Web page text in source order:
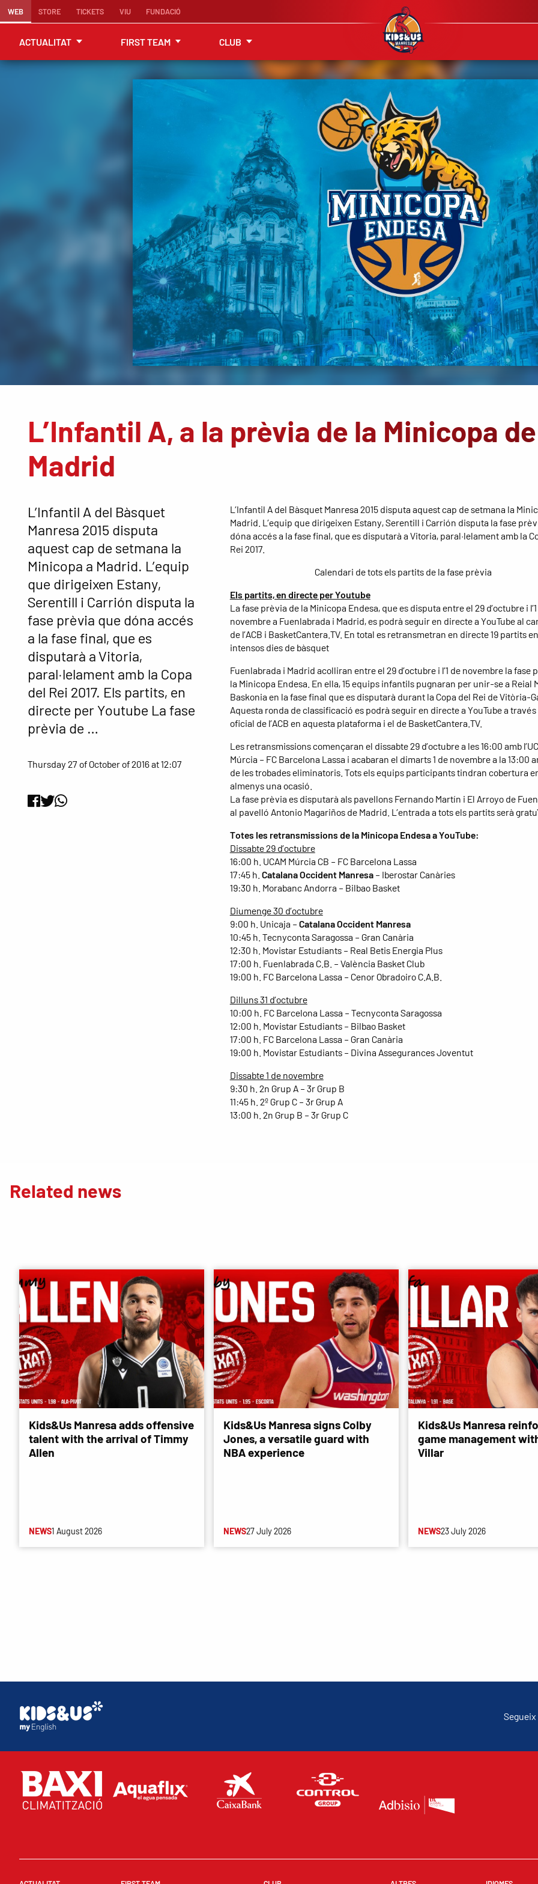
WEB STORE TICKETS VIU FUNDACIÓ
ACTUALITAT FIRST TEAM CLUB
L’Infantil A, a la prèvia de la Minicopa de
Madrid
L’Infantil A del Bàsquet
Manresa 2015 disputa
aquest cap de setmana la
Minicopa a Madrid. L’equip
que dirigeixen Estany,
Serentill i Carrión disputa la
fase prèvia que dóna accés
a la fase final, que es
disputarà a Vitoria,
paral·lelament amb la Copa
del Rei 2017. Els partits, en
directe per Youtube La fase
prèvia de …
Thursday 27 of October of 2016 at 12:07
L’Infantil A del Bàsquet Manresa 2015 disputa aquest cap de setmana la
Madrid. L’equip que dirigeixen Estany, Serentill i Carrión disputa la fase
dóna accés a la fase final, que es disputarà a Vitoria, paral·lelament amb la
Rei 2017.
Calendari de tots els partits de la fase prèvia
Els partits, en directe per Youtube
La fase prèvia de la Minicopa Endesa, que es disputa entre el 29 d’octubre i
novembre a Fuenlabrada i Madrid, es podrà seguir en directe a YouTube al
de l’ACB i BasketCantera.TV. En total es retransmetran en directe 19 partits
intensos dies de bàsquet
Fuenlabrada i Madrid acolliran entre el 29 d’octubre i l’1 de novembre la fase
la Minicopa Endesa. En ella, 15 equips infantils pugnaran per unir-se a Reial
Baskonia en la fase final que es disputarà durant la Copa del Rei de Vitòria-
Aquesta ronda de classificació es podrà seguir en directe a YouTube a
oficial de l’ACB en aquesta plataforma i el de BasketCantera.TV.
Les retransmissions començaran el dissabte 29 d’octubre a les 16:00 amb
Múrcia – FC Barcelona Lassa i acabaran el dimarts 1 de novembre a la 13:00
de les trobades eliminatoris. Tots els equips participants tindran cobertura
almenys una ocasió.
La fase prèvia es disputarà als pavellons Fernando Martín i El Arroyo de
al pavelló Antonio Magariños de Madrid. L’entrada a tots els partits serà
Totes les retransmissions de la Minicopa Endesa a YouTube:
Dissabte 29 d’octubre
16:00 h. UCAM Múrcia CB – FC Barcelona Lassa
17:45 h. Catalana Occident Manresa– Iberostar Canàries
19:30 h. Morabanc Andorra – Bilbao Basket
Diumenge 30 d’octubre
9:00 h. Unicaja – Catalana Occident Manresa
10:45 h. Tecnyconta Saragossa – Gran Canària
12:30 h. Movistar Estudiants – Real Betis Energia Plus
17:00 h. Fuenlabrada C.B. – València Basket Club
19:00 h. FC Barcelona Lassa – Cenor Obradoiro C.A.B.
Dilluns 31 d’octubre
10:00 h. FC Barcelona Lassa – Tecnyconta Saragossa
12:00 h. Movistar Estudiants – Bilbao Basket
17:00 h. FC Barcelona Lassa – Gran Canària
19:00 h. Movistar Estudiants – Divina Assegurances Joventut
Dissabte 1 de novembre
9:30 h. 2n Grup A – 3r Grup B
11:45 h. 2º Grup C – 3r Grup A
13:00 h. 2n Grup B – 3r Grup C
Related news
Kids&Us Manresa adds offensive
talent with the arrival of Timmy
Allen
NEWS1 August 2026
Kids&Us Manresa signs Colby
Jones, a versatile guard with
NBA experience
NEWS27 July 2026
Kids&Us Manresa
game management
Villar
NEWS23 July 2026
Segueix